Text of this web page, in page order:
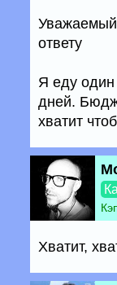
Уважаемый
ответу
Я еду
дней.
хватит
Хватит,